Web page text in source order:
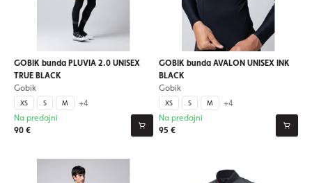
GOBIK bunda PLUVIA 2.0 UNISEX
TRUE BLACK
Gobik
XS S M +4
90 €
Na predajni
GOBIK bunda AVALON UNISEX INK
BLACK
Gobik
XS S M +4
95 €
Na predajni